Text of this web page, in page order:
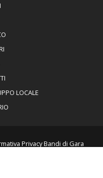
LOCALE
Privacy Bandi di Gara